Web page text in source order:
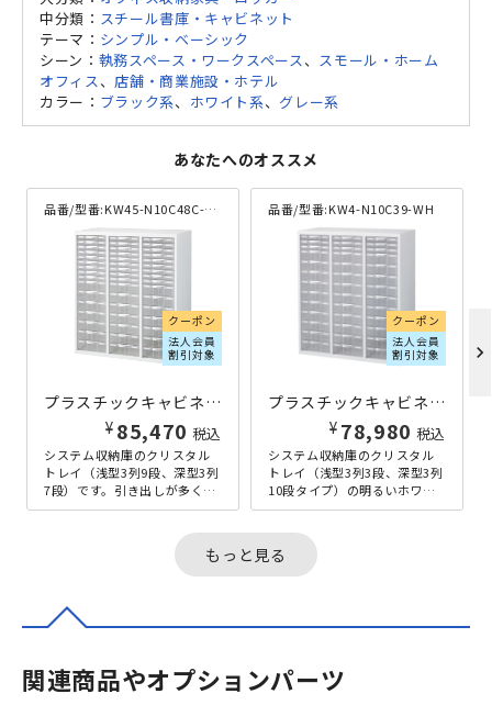
中分類： スチール書庫・キャビネット
テーマ： シンプル・ベーシック
シーン： 執務スペース・ワークスペース、 スモール・ホーム
オフィス、 店舗・商業施設・ホテル
カラー： ブラック系、 ホワイト系、 グレー系
あなたへのオススメ
品番/型番:KW45-N10C48C-WH
クーポン
法人会員
割引対象
プラスチックキャビネットB KW45シリーズ W900×D450×H1050 ホワイト
¥ 85,470 税込
システム収納庫のクリスタル
トレイ（浅型3列9段、深型3列
7段）です。引き出しが多く、
経理・総務等、沢山の書類や
品番/型番:KW4-N10C39-WH
クーポン
法人会員
割引対象
プラスチックキャビネットA KW4シリーズ W900×D400×H1050 ホワイト
¥ 78,980 税込
システム収納庫のクリスタル
トレイ（浅型3列3段、深型3列
10段タイプ）の明るいホワイ
ト、奥行400ｍｍタイプです。
chevron_right
もっと見る
関連商品やオプションパーツ